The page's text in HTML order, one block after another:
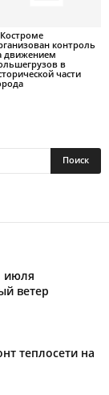
контроль
движением
в
части
июля
ветер
теплосети на